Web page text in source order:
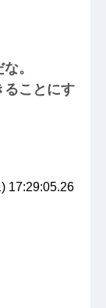
。
ることにす
17:29:05.26